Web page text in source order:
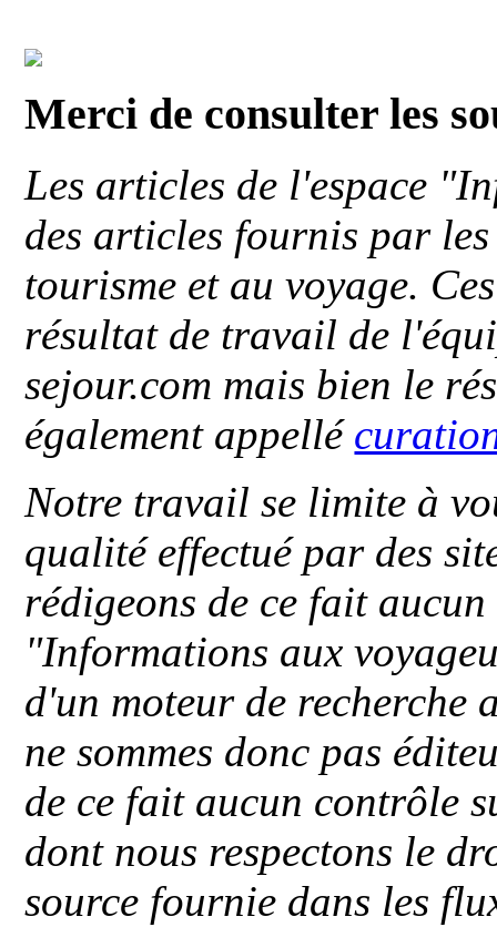
Merci de consulter les
Les articles de l'espace
des articles fournis par
tourisme et au voyage.
résultat de travail de
sejour.com mais bien le
également appellé
Notre travail se limite à
qualité effectué par des
rédigeons de ce fait
"Informations aux
d'un moteur de recherche
ne sommes donc pas
de ce fait aucun contrôle
dont nous respectons le
source fournie dans les